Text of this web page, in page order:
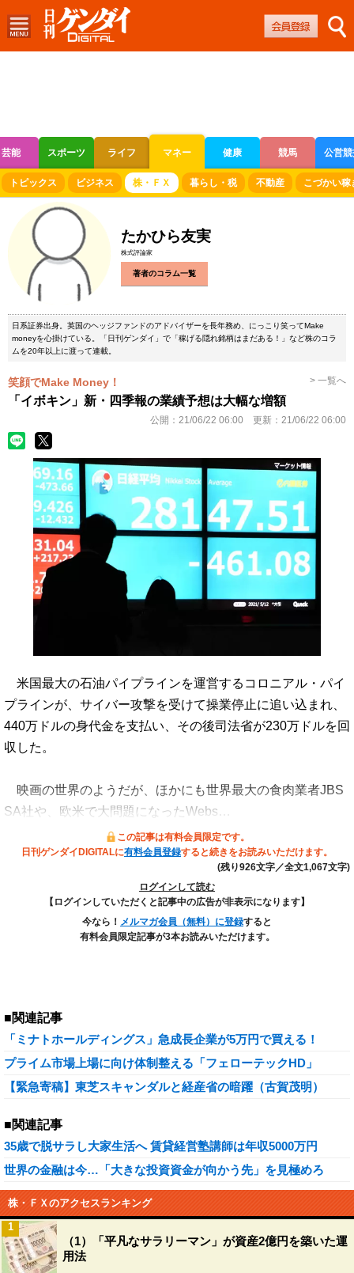
芸能 スポーツ ライフ マネー 健康 競馬 公営
ボートレース 競輪 オートレース
トピックス ビジネス 株・ＦＸ 暮らし・税 不動産 こづかい稼
たかひら友実
株式評論家
著者のコラム一覧
日系証券出身。英国のヘッジファンドのアドバイザーを長年務め、にっこり笑ってMake
moneyを心掛けている。「日刊ゲンダイ」で「稼げる隠れ銘柄はまだある！」など株のコラ
ムを20年以上に渡って連載。
笑顔でMake Money！ > 一覧へ
「イボキン」新・四季報の業績予想は大幅な増額
公開： 21/06/22 06:00 更新： 21/06/22 06:00
米国最大の石油パイプラインを運営するコロニアル・パイ
プラインが、サイバー攻撃を受けて操業停止に追い込まれ、
440万ドルの身代金を支払い、その後司法省が230万ドルを回
収した。
映画の世界のようだが、ほかにも世界最大の食肉業者JBS
SA社や、欧米で大問題になったWebs…
この記事は有料会員限定です。
日刊ゲンダイDIGITALに有料会員登録すると続きをお読みいただけます。
(残り926文字／全文1,067文字)
ログインして読む
【ログインしていただくと記事中の広告が非表示になります】
今なら！ メルマガ会員（無料）に登録すると
有料会員限定記事が3本お読みいただけます。
■関連記事
「ミナトホールディングス」急成長企業が5万円で買える！
プライム市場上場に向け体制整える「フェローテックHD」
【緊急寄稿】東芝スキャンダルと経産省の暗躍（古賀茂明）
■関連記事
35歳で脱サラし大家生活へ 賃貸経営塾講師は年収5000万円
世界の金融は今…「大きな投資資金が向かう先」を見極めろ
株・ＦＸのアクセスランキング
（1）「平凡なサラリーマン」が資産2億円を築いた運
用法
1